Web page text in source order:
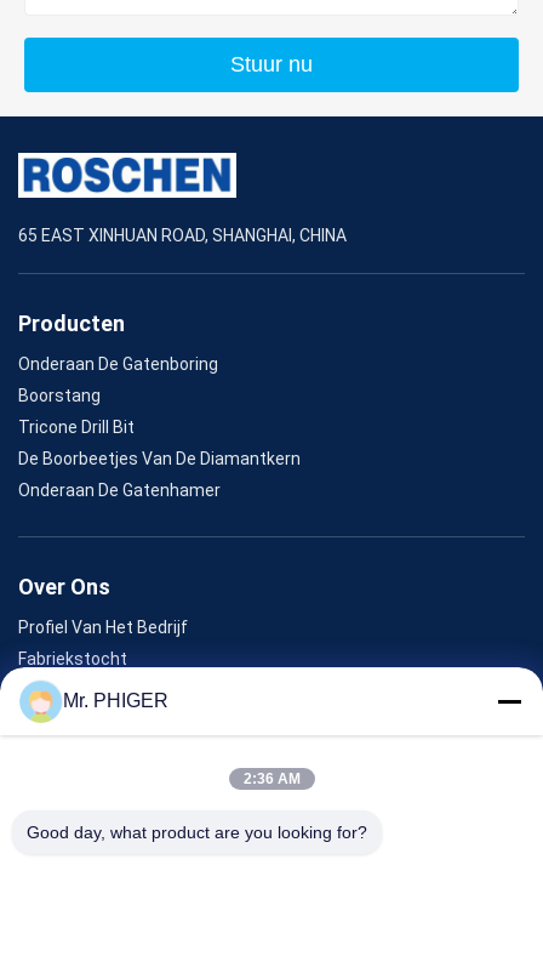
Stuur nu
65 EAST XINHUAN ROAD, SHANGHAI, CHINA
Producten
Onderaan De Gatenboring
Boorstang
Tricone Drill Bit
De Boorbeetjes Van De Diamantkern
Onderaan De Gatenhamer
Over Ons
Profiel Van Het Bedrijf
Fabriekstocht
Kwaliteitscontrole
Sitemap
Evenementen
Mr. PHIGER
2:36 AM
Good day, what product are you looking for?